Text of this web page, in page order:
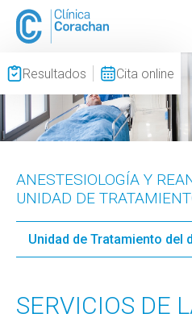
Resultados Cita online
ANESTESIOLOGÍA Y
UNIDAD DE
Unidad de Tratamiento del
SERVICIOS DE